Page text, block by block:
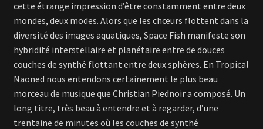
cette étrange impression d’être constamment entre deux
mondes, deux modes. Alors que les chœurs flottent dans la
diversité des images aquatiques, Space Fish manifeste son
hybridité interstellaire et planétaire entre de douces
couches de synthé flottant entre deux sphères. En Tropical
Naoned nous entendons certainement le plus beau
morceau de musique que Christian Piednoir a composé. Un
long titre, très beau à entendre et à regarder, d’une
trentaine de minutes où les couches de synthé